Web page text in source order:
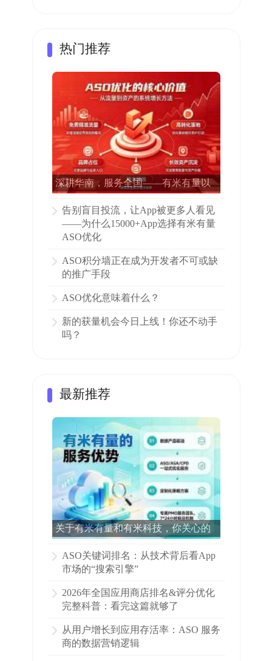
热门推荐
深耕华南，服务全国——有米有量以
告别盲目投流，让App被更多人看见
——为什么15000+App选择有米有量
ASO优化
ASO积分墙正在成为开发者不可或缺
的推广手段
ASO优化意味着什么？
新的获量机会今日上线！你还不动手
吗？
最新推荐
关于有米有量和有米科技，你关心的
ASO关键词排名：从技术背后看App
市场的“搜索引擎”
2026年全国应用商店排名&评分优化
完整科普：看完这篇就够了
从用户增长到应用存活率：ASO 服务
商的数据营销逻辑